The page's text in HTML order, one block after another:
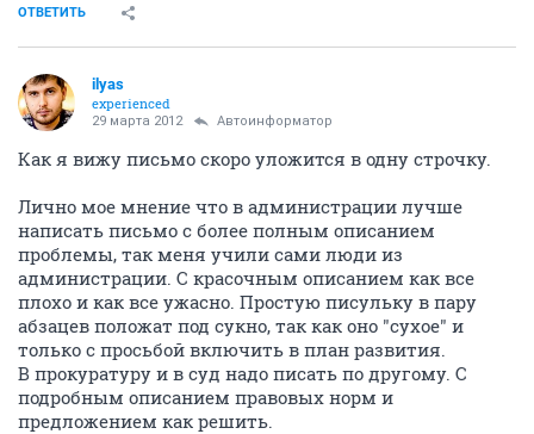
ОТВЕТИТЬ
ilyas
experienced
29 марта 2012 Автоинформатор
Как я вижу письмо скоро уложится в одну строчку.
Лично мое мнение что в администрации лучше
написать письмо с более полным описанием
проблемы, так меня учили сами люди из
администрации. С красочным описанием как все
плохо и как все ужасно. Простую писульку в пару
абзацев положат под сукно, так как оно "сухое" и
только с просьбой включить в план развития.
В прокуратуру и в суд надо писать по другому. С
подробным описанием правовых норм и
предложением как решить.